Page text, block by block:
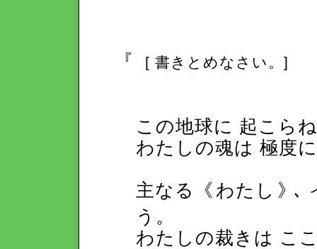
『 [ 書きとめなさい。]
この地球に 起こら
わたしの魂は 極度
主なる《 わたし 》､
う。
わたしの裁きは こ